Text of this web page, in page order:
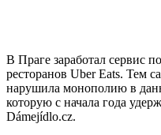
В Праге заработал сервис
ресторанов Uber Eats. Тем
нарушила монополию в
которую с начала года
Dámejídlo.cz.